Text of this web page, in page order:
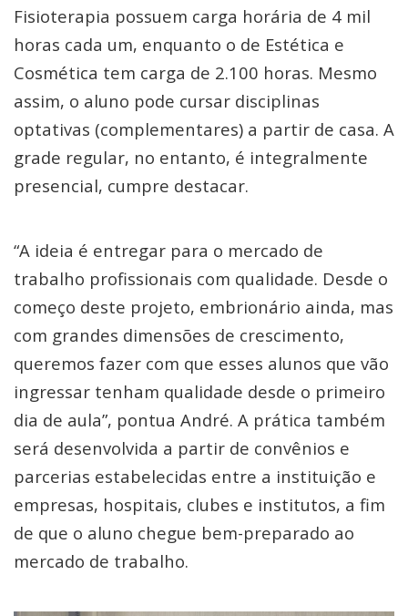
Fisioterapia possuem carga horária de 4 mil
horas cada um, enquanto o de Estética e
Cosmética tem carga de 2.100 horas. Mesmo
assim, o aluno pode cursar disciplinas
optativas (complementares) a partir de casa. A
grade regular, no entanto, é integralmente
presencial, cumpre destacar.
“A ideia é entregar para o mercado de
trabalho profissionais com qualidade. Desde o
começo deste projeto, embrionário ainda, mas
com grandes dimensões de crescimento,
queremos fazer com que esses alunos que vão
ingressar tenham qualidade desde o primeiro
dia de aula”, pontua André. A prática também
será desenvolvida a partir de convênios e
parcerias estabelecidas entre a instituição e
empresas, hospitais, clubes e institutos, a fim
de que o aluno chegue bem-preparado ao
mercado de trabalho.